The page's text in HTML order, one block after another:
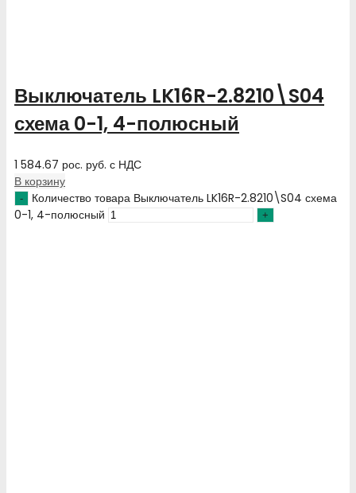
Выключатель LK16R-2.8210\S04
схема 0-1, 4-полюсный
1 584.67 рос. руб. с НДС
В корзину
Количество товара Выключатель LK16R-2.8210\S04 схема
0-1, 4-полюсный